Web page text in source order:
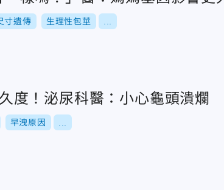
寸遺傳 生理性包莖
度！泌尿科醫：小心龜頭潰爛
早洩原因